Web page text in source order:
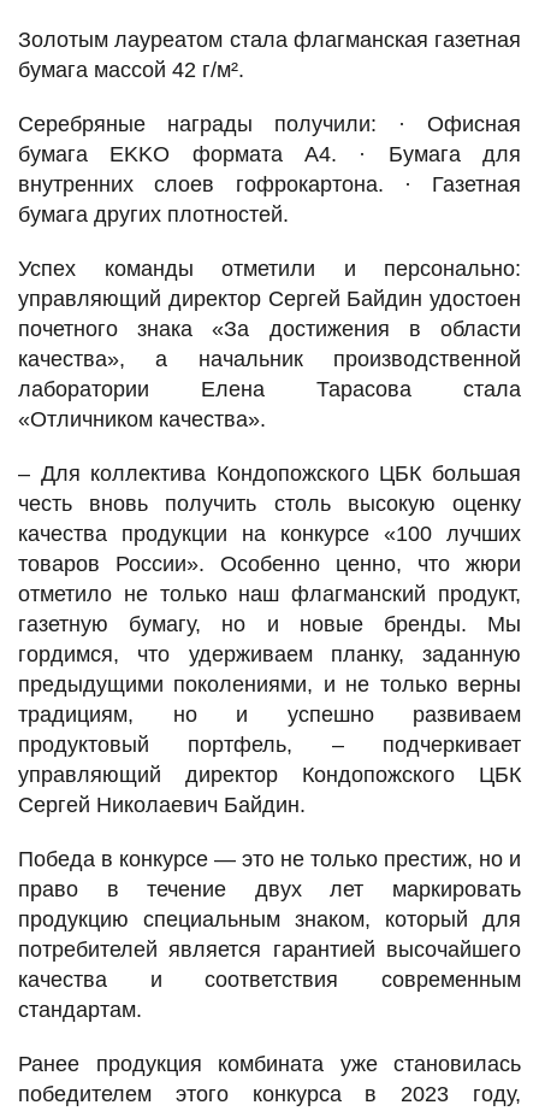
Золотым лауреатом стала флагманская газетная
бумага массой 42 г/м².
Серебряные награды получили: · Офисная
бумага EKKO формата А4. · Бумага для
внутренних слоев гофрокартона. · Газетная
бумага других плотностей.
Успех команды отметили и персонально:
управляющий директор Сергей Байдин удостоен
почетного знака «За достижения в области
качества», а начальник производственной
лаборатории Елена Тарасова стала
«Отличником качества».
– Для коллектива Кондопожского ЦБК большая
честь вновь получить столь высокую оценку
качества продукции на конкурсе «100 лучших
товаров России». Особенно ценно, что жюри
отметило не только наш флагманский продукт,
газетную бумагу, но и новые бренды. Мы
гордимся, что удерживаем планку, заданную
предыдущими поколениями, и не только верны
традициям, но и успешно развиваем
продуктовый портфель, – подчеркивает
управляющий директор Кондопожского ЦБК
Сергей Николаевич Байдин.
Победа в конкурсе — это не только престиж, но и
право в течение двух лет маркировать
продукцию специальным знаком, который для
потребителей является гарантией высочайшего
качества и соответствия современным
стандартам.
Ранее продукция комбината уже становилась
победителем этого конкурса в 2023 году,